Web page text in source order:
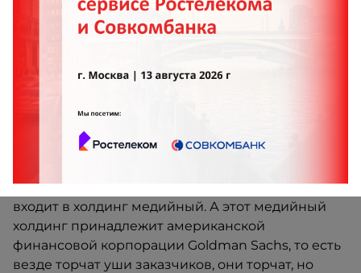
публикуют недостоверной информации об
офшорах, информация достоверная. Такое
журналисты, а, скорее всего, юристы: по стилю
никого не обвиняют, они просто наводят тень на
плетень", - сказал президент.
Sueddeutsche Zeitung, а Sueddeutsche Zeitung
входит в холдинг медийный. А этот медийный
холдинг принадлежит американской
финансовой корпорации Goldman Sachs, то есть
везде торчат уши заказчиков, они торчат, но